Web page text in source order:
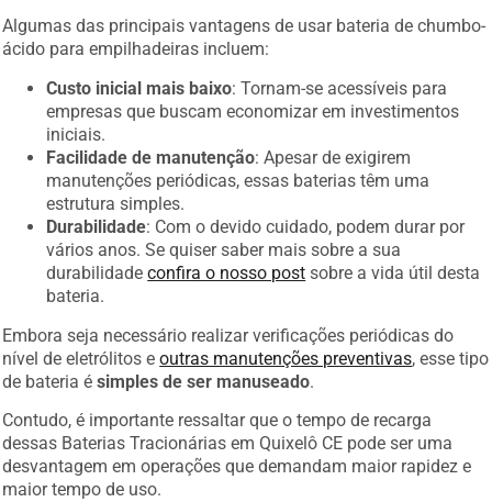
Algumas das principais vantagens de usar bateria de chumbo-
ácido para empilhadeiras incluem:
Custo inicial mais baixo: Tornam-se acessíveis para
empresas que buscam economizar em investimentos
iniciais.
Facilidade de manutenção: Apesar de exigirem
manutenções periódicas, essas baterias têm uma
estrutura simples.
Durabilidade: Com o devido cuidado, podem durar por
vários anos. Se quiser saber mais sobre a sua
durabilidadeconfira o nosso post sobre a vida útil desta
bateria.
Embora seja necessário realizar verificações periódicas do
nível de eletrólitos eoutras manutenções preventivas, esse tipo
de bateria ésimples de ser manuseado.
Contudo, é importante ressaltar que o tempo de recarga
dessas Baterias Tracionárias em Quixelô CE pode ser uma
desvantagem em operações que demandam maior rapidez e
maior tempo de uso.